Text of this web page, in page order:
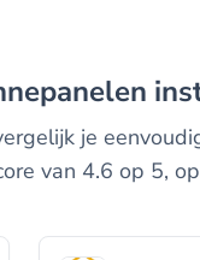
je
van 4.6 op 5,